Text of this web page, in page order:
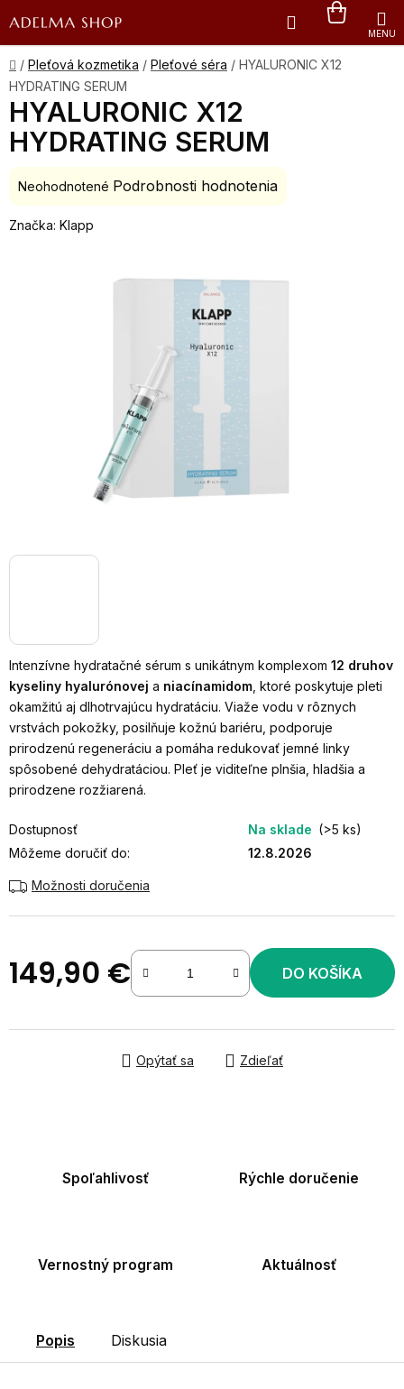
na
obsah
Hľadať
KOŠÍK
Domov
/ Pleťová kozmetika / Pleťové séra / HYALURONIC X12
HYDRATING SERUM
Intenzívne hydratačné sérum s unikátnym komplexom 12 druhov
kyseliny hyalurónovej a niacínamidom , ktoré poskytuje pleti
okamžitú aj dlhotrvajúcu hydratáciu. Viaže vodu v rôznych
vrstvách pokožky, posilňuje kožnú bariéru, podporuje
prirodzenú regeneráciu a pomáha redukovať jemné linky
spôsobené dehydratáciou. Pleť je viditeľne plnšia, hladšia a
prirodzene rozžiarená.
Dostupnosť Na sklade (>5 ks)
Môžeme doručiť do:
12.8.2026
Možnosti doručenia
149,90 € DO KOŠÍKA
Opýtať sa Zdieľať
HYALURONIC X12
HYDRATING SERUM
Priemerné
produktu
Neohodnotené Podrobnosti hodnotenia
Značka: Klapp
Spoľahlivosť Rýchle doručenie
Vernostný program Aktuálnosť
Popis Diskusia